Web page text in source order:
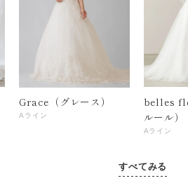
Grace（グレース）
Aライン
belles
ルール）
Aライン
すべてみる